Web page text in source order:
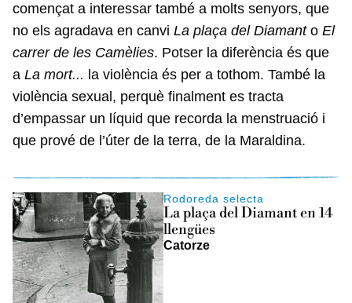
començat a interessar també a molts senyors, que
no els agradava en canvi La plaça del Diamanto El
carrer de les Camèlies. Potser la diferència és que
a La mort... la violència és per a tothom. També la
violència sexual, perquè finalment es tracta
d’empassar un líquid que recorda la menstruació i
que prové de l’úter de la terra, de la Maraldina.
Rodoreda selecta
La plaça del Diamant en 14
llengües
Catorze